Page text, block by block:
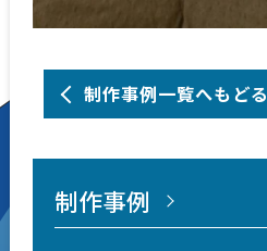
制作事例一覧へもどる
制作事例